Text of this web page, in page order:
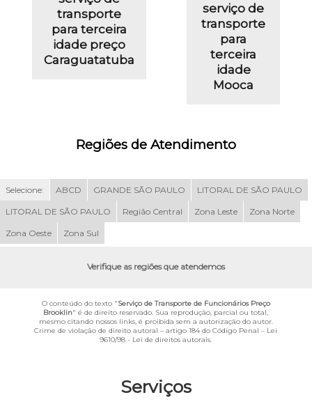
Serviços
transporte
para terceira
idade preço
Caraguatatuba
serviço de
transporte
para
terceira
idade
Mooca
Regiões de Atendimento
Selecione: ABCD GRANDE SÃO PAULO LITORAL DE SÃO PAULO
LITORAL DE SÃO PAULO Região Central Zona Leste Zona Norte
Zona Oeste Zona Sul
Verifique as regiões que atendemos
O conteúdo do texto "Serviço de Transporte de Funcionários Preço
Brooklin" é de direito reservado. Sua reprodução, parcial ou total,
mesmo citando nossos links, é proibida sem a autorização do autor.
Crime de violação de direito autoral – artigo 184 do Código Penal – Lei
9610/98 - Lei de direitos autorais.